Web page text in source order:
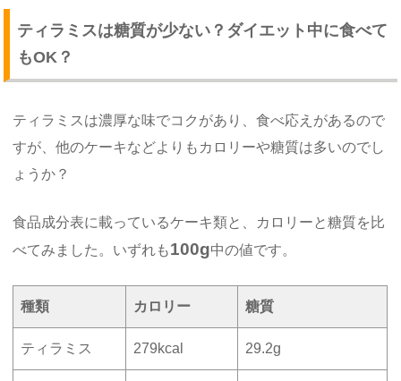
ティラミスは糖質が少ない？ダイエット中に食べて
もOK？
ティラミスは濃厚な味でコクがあり、食べ応えがあるので
すが、他のケーキなどよりもカロリーや糖質は多いのでし
ょうか？
食品成分表に載っているケーキ類と、カロリーと糖質を比
べてみました。いずれも100g中の値です。
種類 カロリー 糖質
ティラミス 279kcal 29.2g